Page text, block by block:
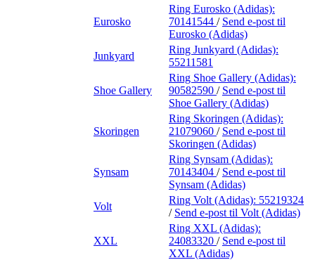
Eurosko
Ring Eurosko (Adidas):
70141544 / Send e-post til
Eurosko (Adidas)
Junkyard
Ring Junkyard (Adidas):
55211581
Shoe Gallery
Ring Shoe Gallery (Adidas):
90582590 / Send e-post til
Shoe Gallery (Adidas)
Skoringen
Ring Skoringen (Adidas):
21079060 / Send e-post til
Skoringen (Adidas)
Synsam
Ring Synsam (Adidas):
70143404 / Send e-post til
Synsam (Adidas)
Volt
Ring Volt (Adidas): 55219324
/ Send e-post til Volt (Adidas)
XXL
Ring XXL (Adidas):
24083320 / Send e-post til
XXL (Adidas)